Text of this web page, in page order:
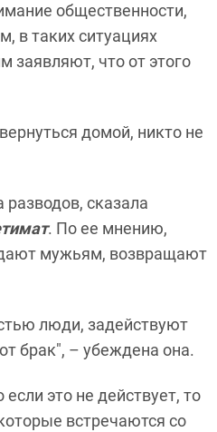
общественности,
в таких ситуациях
заявляют, что от этого
домой, никто не
сказала
. По ее мнению,
мужьям, возвращают
люди, задействуют
брак", – убеждена она.
это не действует, то
встречаются со